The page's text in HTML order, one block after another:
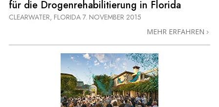
für die Drogenrehabilitierung in Florida
CLEARWATER, FLORIDA 7. NOVEMBER 2015
MEHR ERFAHREN